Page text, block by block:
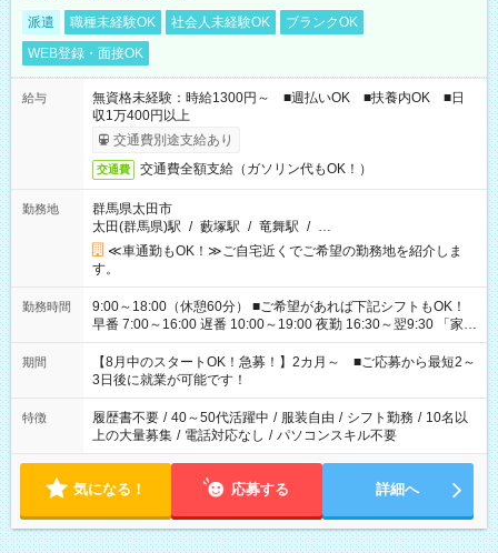
派遣 職種未経験OK 社会人未経験OK
ブランクOK
WEB登録・面接OK
給与
無資格未経験：時給1300円～ ■週払いOK ■扶養内OK ■日
収1万400円以上
交通費別途支給あり
交通費 交通費全額支給（ガソリン代もOK！）
勤務地
群馬県太田市
太田(群馬県)駅 / 藪塚駅 / 竜舞駅 / …
≪車通勤もOK！≫ご自宅近くでご希望の勤務地を紹介しま
す。
勤務時間
9:00～18:00（休憩60分） ■ご希望があれば下記シフトもOK！
早番 7:00～16:00 遅番 10:00～19:00 夜勤 16:30～翌9:30 「家族
と休みを合わせたい」 「余裕を持って夕飯の準備がしたい」
「できれば残業はしたくない」 など、ご希望を教えてください
ね。 ※Wワーク希望の方へ 今ご覧のお仕事で希望する勤務時間
と、もう1つのお仕事の勤務時間。 合計で週40時間を超える場
合は応募できません。
期間
【8月中のスタートOK！急募！】2カ月～ ■ご応募から最短2～
3日後に就業が可能です！
特徴 履歴書不要 / 40～50代活躍中 / 服装自由 / シフト勤務 / 10名以
上の大量募集 / 電話対応なし / パソコンスキル不要
気になる！ 応募する 詳細へ